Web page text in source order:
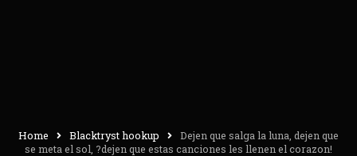
Home Blacktryst hookup
Dejen que salga la luna, dejen que
se meta el sol, ?dejen que estas canciones les llenen el corazon!